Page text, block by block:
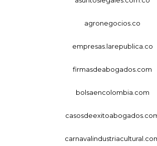
agronegocios.co
empresas.larepublica.co
firmasdeabogados.com
bolsaencolombia.com